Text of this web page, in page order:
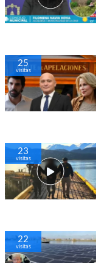
25
visitas
23
visitas
22
visitas